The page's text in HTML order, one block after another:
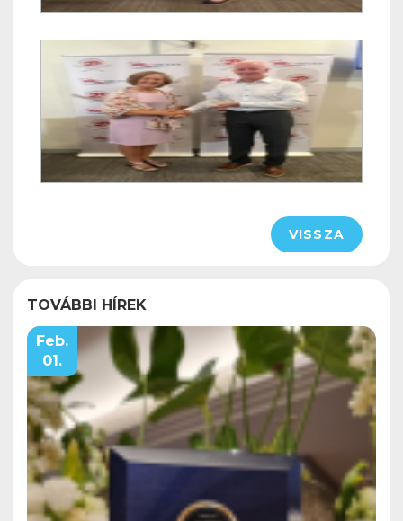
VISSZA
TOVÁBBI HÍREK
Feb.
01.